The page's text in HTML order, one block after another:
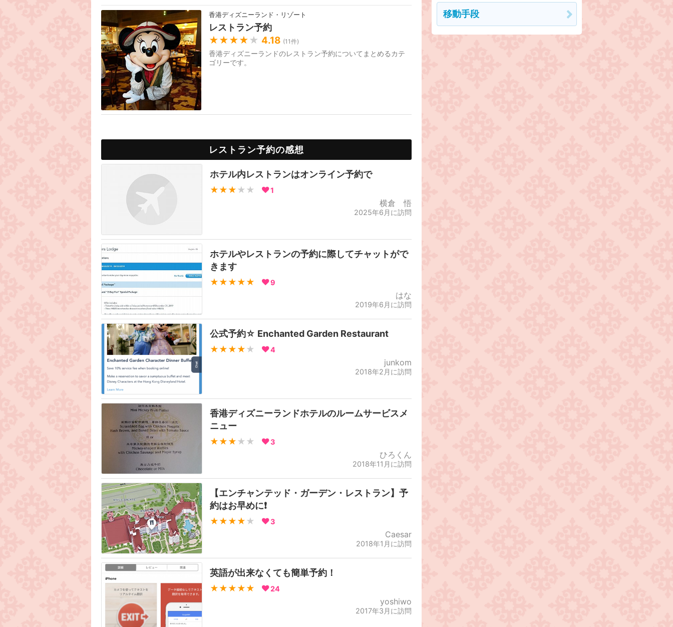
香港ディズニーランド・リゾート
レストラン予約
★★★★ ★ 4.18 (11件)
香港ディズニーランドのレストラン予約についてまとめるカテ
ゴリーです。
レストラン予約の感想
ホテル内レストランはオンライン予約で
★★★ ★★ 1
横倉 悟
2025年6月に訪問
ホテルやレストランの予約に際してチャットがで
きます
★★★★★ 9
はな
2019年6月に訪問
公式予約☆ Enchanted Garden Restaurant
★★★★ ★ 4
junkom
2018年2月に訪問
香港ディズニーランドホテルのルームサービスメ
ニュー
★★★ ★★ 3
ひろくん
2018年11月に訪問
【エンチャンテッド・ガーデン・レストラン】予
約はお早めに❗️
★★★★ ★ 3
Caesar
2018年1月に訪問
英語が出来なくても簡単予約！
★★★★★ 24
yoshiwo
2017年3月に訪問
移動手段